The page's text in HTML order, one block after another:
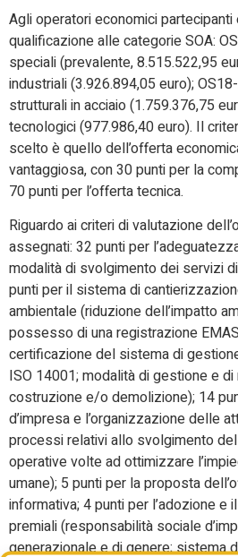
Agli operatori economici partecipanti
qualificazione alle categorie SOA:
speciali (prevalente, 8.515.522,95
industriali (3.926.894,05 euro);
strutturali in acciaio (1.759.376,75
tecnologici (977.986,40 euro). Il
scelto è quello dell’offerta
vantaggiosa, con 30 punti per la
70 punti per l’offerta tecnica.
Riguardo ai criteri di valutazione
assegnati: 32 punti per
modalità di svolgimento dei servizi
punti per il sistema di
ambientale (riduzione dell’impatto
possesso di una registrazione
certificazione del sistema di
ISO 14001; modalità di gestione e
costruzione e/o demolizione); 14
d’impresa e l’organizzazione delle
processi relativi allo svolgimento
operative volte ad ottimizzare
umane); 5 punti per la proposta
informativa; 4 punti per l’adozione
premiali (responsabilità sociale
generazionale e di genere; sistema